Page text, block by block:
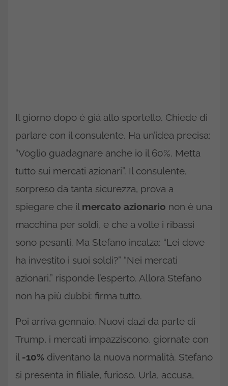
Il giorno dopo è già allo sportello. Chiede di
parlare con il consulente. Ha un’idea precisa:
“Voglio guadagnare anche io il 60%. Metta
tutto sui mercati azionari”. Il consulente,
sorpreso da tanta sicurezza, prova a
spiegare che il mercato azionario non è una
macchina per soldi, e che a volte i ribassi
sono pesanti. Ma Stefano incalza: “Lei dove
ha investito i suoi soldi?” “Nei mercati
azionari,” risponde l’esperto. Allora Stefano
non ha più dubbi: firma tutto.
Poi arriva gennaio. Nuovi dazi da parte di
Trump, i mercati impazziscono, giornate con
il -10% diventano la nuova normalità. Stefano
si presenta in filiale, furioso. Urla, accusa,